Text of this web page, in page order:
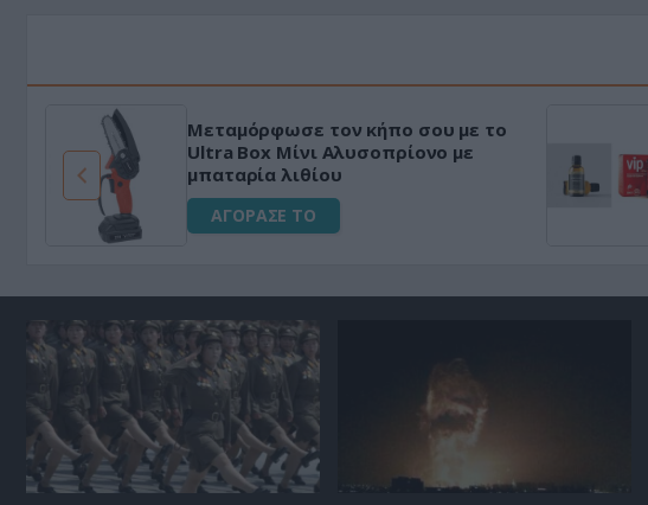
Μεταμόρφωσε τον κήπο σου με το
Ultra Box Μίνι Αλυσοπρίονο με
μπαταρία λιθίου
ΑΓΟΡΑΣΕ ΤΟ